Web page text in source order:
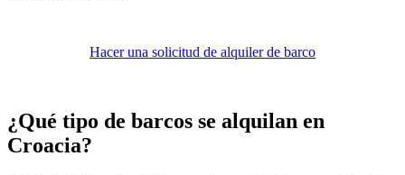
Hacer una solicitud de alquiler de barco
¿Qué tipo de barcos se alquilan en
Croacia?